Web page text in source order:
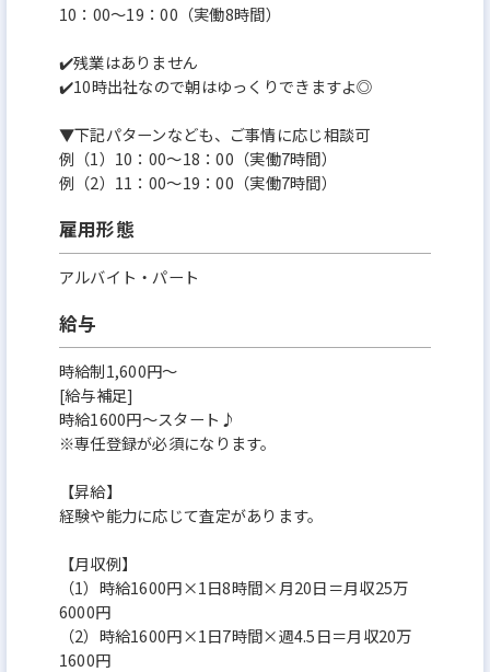
10：00～19：00（実働8時間）
✔️残業はありません
✔️10時出社なので朝はゆっくりできますよ◎
▼下記パターンなども、ご事情に応じ相談可
例（1）10：00～18：00（実働7時間）
例（2）11：00～19：00（実働7時間）
雇用形態
アルバイト・パート
給与
時給制1,600円～
[給与補足]
時給1600円～スタート♪
※専任登録が必須になります。
【昇給】
経験や能力に応じて査定があります。
【月収例】
（1）時給1600円×1日8時間×月20日＝月収25万
6000円
（2）時給1600円×1日7時間×週4.5日＝月収20万
1600円